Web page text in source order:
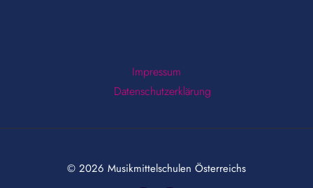
Impressum
Datenschutzerklärung
© 2026 Musikmittelschulen Österreichs